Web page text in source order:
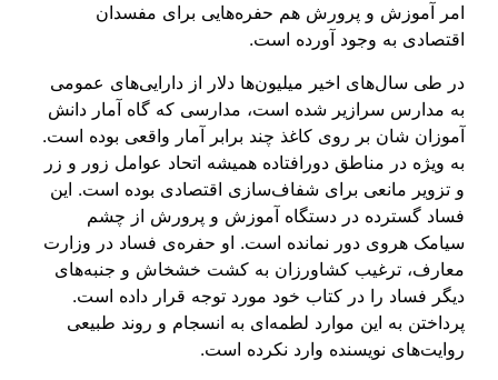
امر آموزش و پرورش هم حفره‌هایی برای مفسدان
اقتصادی به وجود آورده است.
در طی سال‌های اخیر میلیون‌ها دلار از دارایی‌های عمومی
به مدارس سرازیر شده است، مدارسی که گاه آمار دانش
آموزان ‌شان بر روی کاغذ چند برابر آمار واقعی بوده است.
به ویژه در مناطق دورافتاده همیشه اتحاد عوامل زور و زر
و تزویر مانعی برای شفاف‌سازی اقتصادی بوده است. این
فساد گسترده در دستگاه آموزش و پرورش از چشم
سیامک هروی دور نمانده است. او حفره‌ی فساد در وزارت
معارف، ترغیب کشاورزان به کشت خشخاش و جنبه‌های
دیگر فساد را در کتاب خود مورد توجه قرار داده است.
پرداختن به این موارد لطمه‌ای به انسجام و روند طبیعی
روایت‌های نویسنده وارد نکرده است.